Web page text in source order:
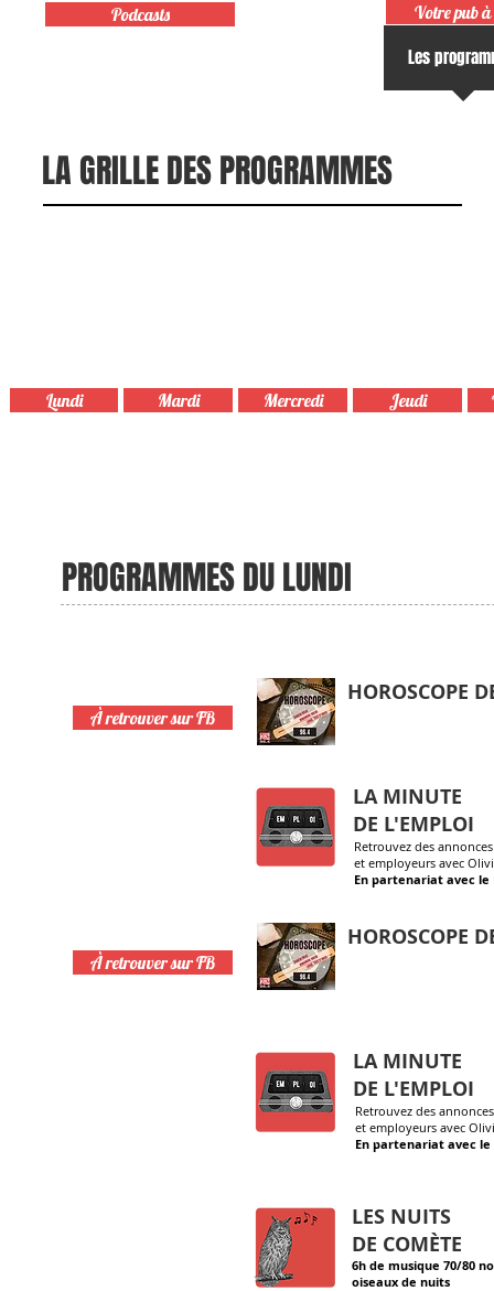
Podcasts Votre pub
LA GRILLE DES PROGRAMMES
PROGRAMMES DU LUNDI
À retrouver sur FB
À retrouver sur FB
HOROSCOPE
LA MINUTE
DE L'EMPLOI
Retrouvez des
et employeurs avec
En partenariat avec le
HOROSCOPE
LA MINUTE
DE L'EMPLOI
Retrouvez des
et employeurs avec
En partenariat avec le
6h de musique 70/80
oiseaux de nuits
LES NUITS
DE COMÈTE
Lundi Mardi Mercredi Jeudi
Les